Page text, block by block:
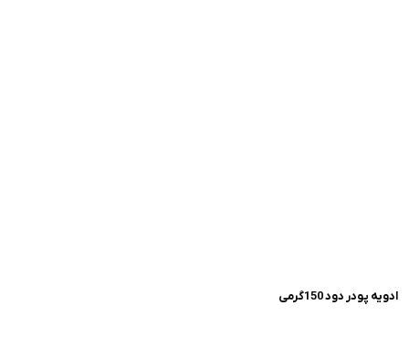
ادویه پودر دود 150گرمی